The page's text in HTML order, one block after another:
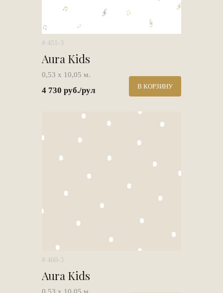
# 451-3
Aura Kids
0,53 х 10,05 м.
4 730 руб./рул В КОРЗИНУ
# 460-3
Aura Kids